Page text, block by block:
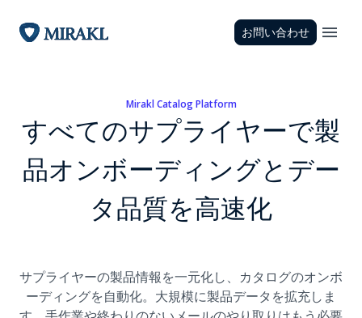
お問い合わせ
Mirakl Catalog Platform
すべてのサプライヤーで製
品オンボーディングとデー
タ品質を高速化
サプライヤーの製品情報を一元化し、カタログのオンボ
ーディングを自動化。大規模に製品データを拡充しま